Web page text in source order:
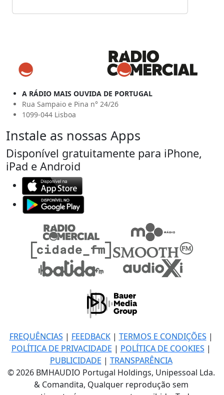
A RÁDIO MAIS OUVIDA DE PORTUGAL
Rua Sampaio e Pina n° 24/26
1099-044 Lisboa
Instale as nossas Apps
Disponível gratuitamente para iPhone,
iPad e Android
FREQUÊNCIAS | FEEDBACK| TERMOS E CONDIÇÕES |
POLÍTICA DE PRIVACIDADE | POLÍTICA DE COOKIES |
PUBLICIDADE | TRANSPARÊNCIA
© 2026 BMHAUDIO Portugal Holdings, Unipessoal Lda.
& Comandita, Qualquer reprodução sem